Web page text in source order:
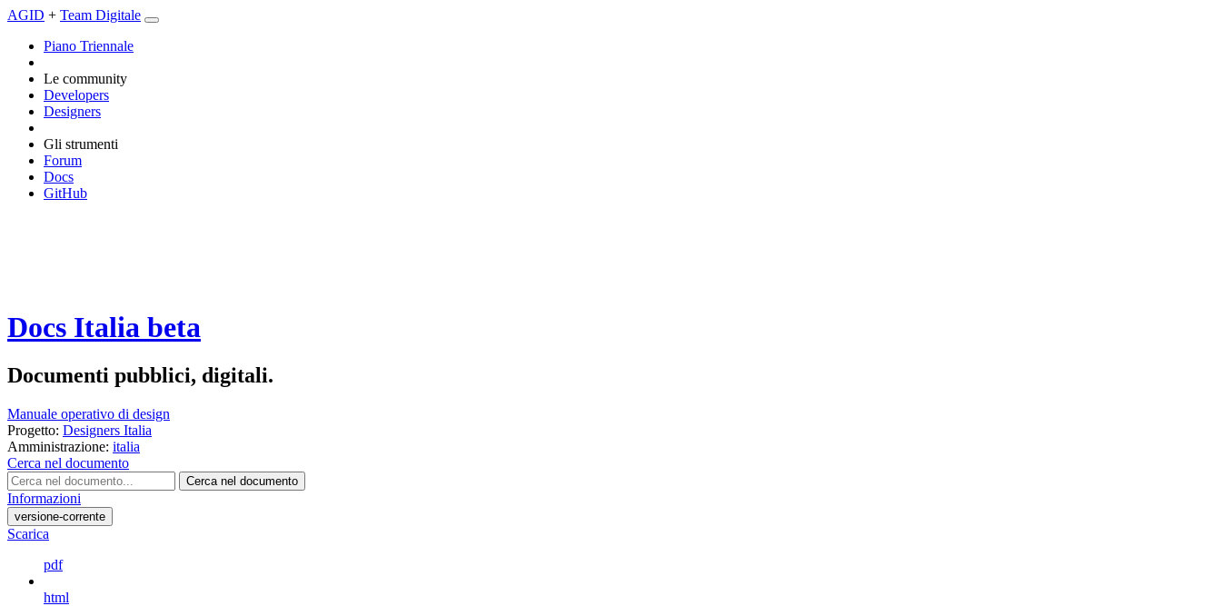
AGID + Team Digitale
Piano Triennale
Le community
Developers
Designers
Gli strumenti
Forum
Docs
GitHub
Docs Italia beta
Documenti pubblici, digitali.
Manuale operativo di design
Progetto: Designers Italia
Amministrazione: italia
Cerca nel documento
Cerca nel documento
Informazioni
versione-corrente
Scarica
pdf
html